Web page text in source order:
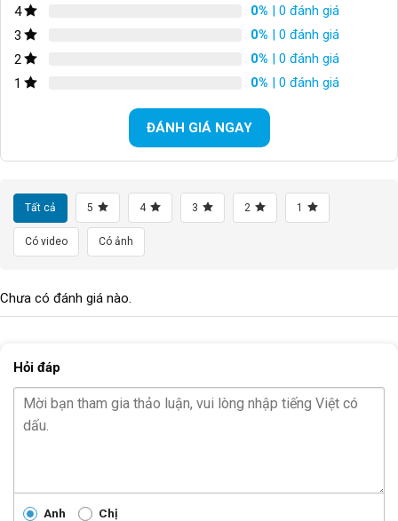
N/A
24/34/42T
LỐP XE/TIRES GIANT 24*1.95 30TPI
CÂN NẶNG
TRỤC GIỮA N/A
CỐT BÁNH TRƯỚC Cốt vẹn
4
0% | 0 đánh giá
3
0% | 0 đánh giá
2
0% | 0 đánh giá
1
0% | 0 đánh giá
ĐÁNH GIÁ NGAY
Tất cả 5 4 3 2 1
Có video Có ảnh
Chưa có đánh giá nào.
Hỏi đáp
Anh Chị